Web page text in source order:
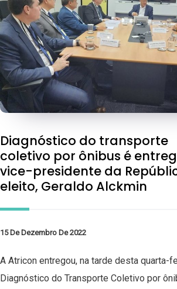
Diagnóstico do transporte
coletivo por ônibus é
vice-presidente da
eleito, Geraldo Alckmin
15 De Dezembro De 2022
A Atricon entregou, na tarde desta quarta-
Diagnóstico do Transporte Coletivo por